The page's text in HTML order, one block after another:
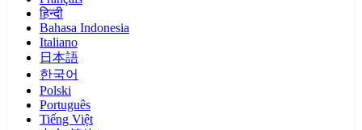
हिन्दी
Bahasa Indonesia
Italiano
日本語
한국어
Polski
Português
Tiếng Việt